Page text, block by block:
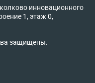
инновационного
1, этаж 0,
защищены.